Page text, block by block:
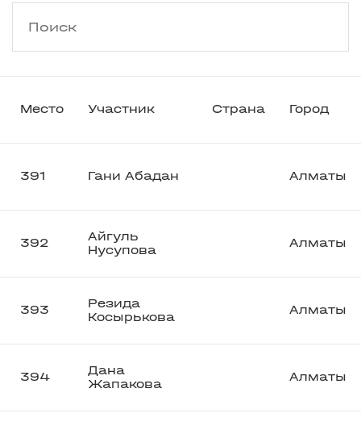
Место Участник Страна Город
391 Гани Абадан Алматы
392
Айгуль
Нусупова
Алматы
393
Резида
Косырькова
Алматы
394
Дана
Жапакова
Алматы